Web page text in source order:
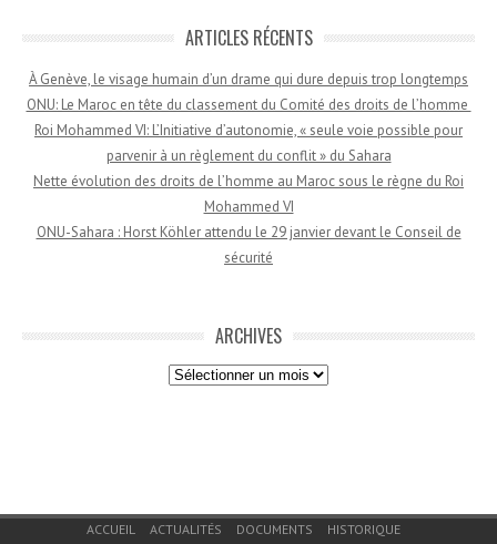
ARTICLES RÉCENTS
À Genève, le visage humain d’un drame qui dure depuis trop longtemps
ONU: Le Maroc en tête du classement du Comité des droits de l’homme
Roi Mohammed VI: L’Initiative d’autonomie, « seule voie possible pour
parvenir à un règlement du conflit » du Sahara
Nette évolution des droits de l’homme au Maroc sous le règne du Roi
Mohammed VI
ONU-Sahara : Horst Köhler attendu le 29 janvier devant le Conseil de
sécurité
ARCHIVES
Archives
Menu du bas de page
ACCUEIL ACTUALITÉS DOCUMENTS HISTORIQUE